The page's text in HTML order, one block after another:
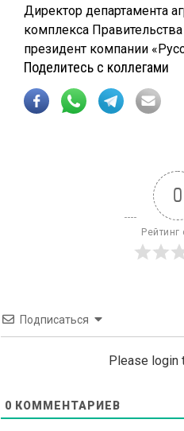
Директор департамента
комплекса
президент компании
Поделитесь с коллегами
0
Рейтинг
Подписаться
Please login
0 КОММЕНТАРИЕВ